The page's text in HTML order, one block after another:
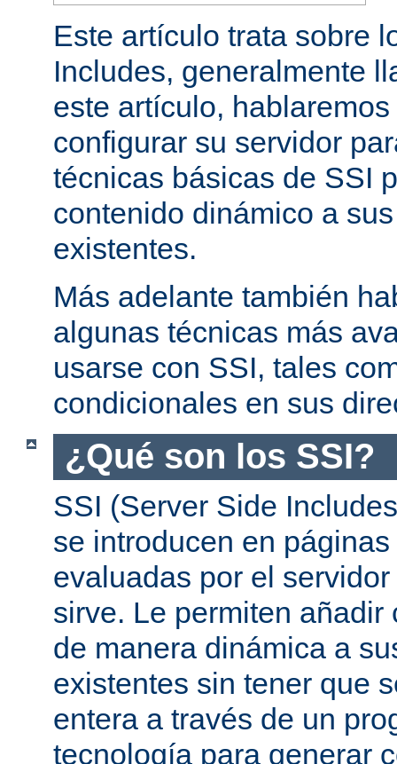
Este artículo trata sobre
Includes, generalmente
este artículo,
configurar su servidor
técnicas básicas de SSI
contenido dinámico a
existentes.
Más adelante también
algunas técnicas más
usarse con SSI, tales
condicionales en sus
¿Qué son los SSI?
SSI (Server Side
se introducen en
evaluadas por el
sirve. Le permiten
de manera dinámica a
existentes sin tener que
entera a través de un
tecnología para generar